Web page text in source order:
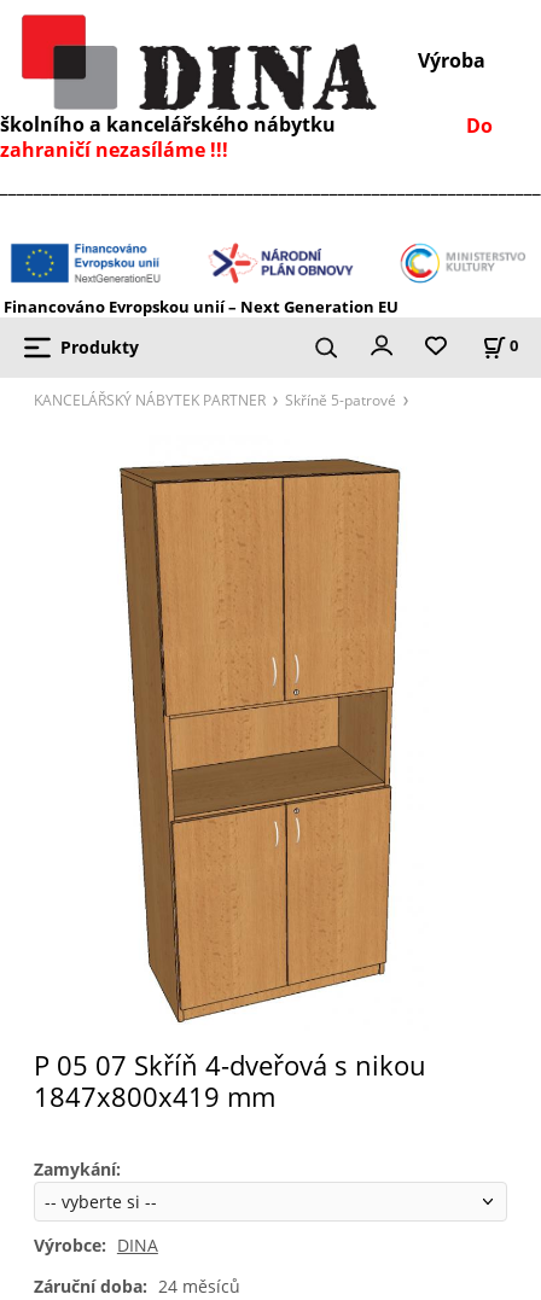
Výroba
školního a kancelářského nábytku Do
zahraničí nezasíláme !!!
Financováno Evropskou unií – Next Generation EU
Produkty 0
KANCELÁŘSKÝ NÁBYTEK PARTNER Skříně 5-patrové
P 05 07 Skříň 4-dveřová s nikou
1847x800x419 mm
Zamykání:
Výrobce: DINA
Záruční doba: 24 měsíců